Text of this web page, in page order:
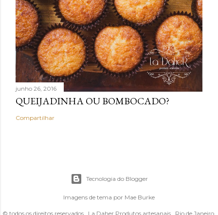
junho 26, 2016
QUEIJADINHA OU BOMBOCADO?
Compartilhar
Tecnologia do Blogger
Imagens de tema por Mae Burke
© todos os direitos reservados . La Daher Produtos artesanais . Rio de Janeiro,